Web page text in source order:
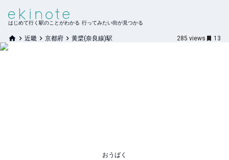
はじめて行く駅のことがわかる 行ってみたい街が見つかる
近畿 京都府 黄檗(奈良線)駅 285 views 13
おうばく